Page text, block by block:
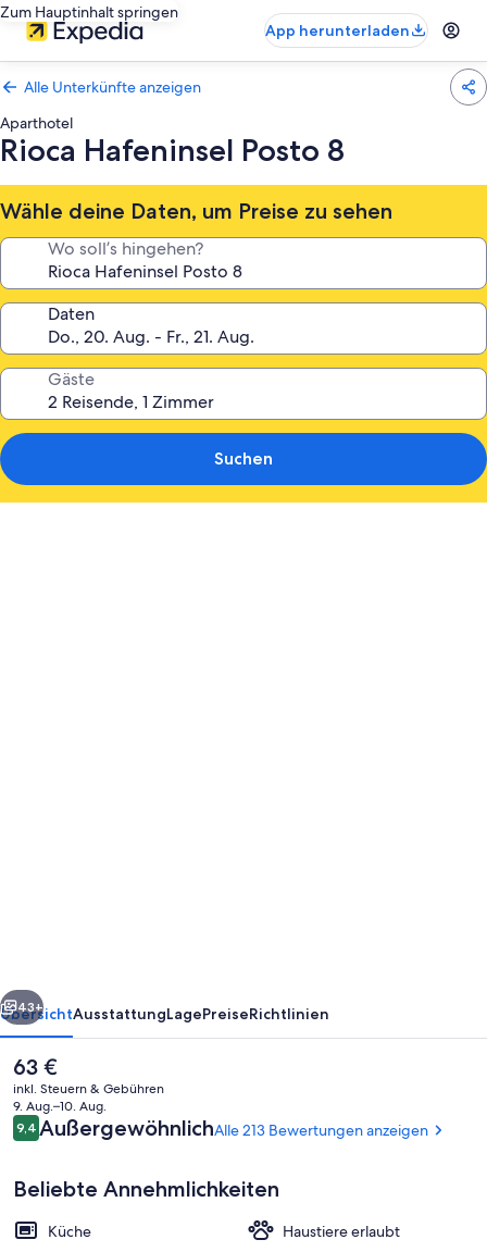
Zum Hauptinhalt springen
App herunterladen
Alle Unterkünfte anzeigen
Aparthotel
Rioca Hafeninsel Posto 8
Wähle deine Daten, um Preise zu sehen
Wo soll’s hingehen?
Daten
Gäste
Suchen
Lobby
Weiter
43+
ÜbersichtAusstattungLagePreiseRichtlinien
Der
aktuelle
Preis
beträgt
63 €.
63 €
inkl. Steuern & Gebühren
9. Aug.–10. Aug.
Bewertungen
9,49,4 von 10.
AußergewöhnlichAlle 213 Bewertungen anzeigen
Beliebte Annehmlichkeiten
Küche
Haustiere erlaubt